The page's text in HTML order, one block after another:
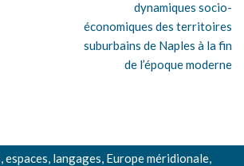
dynamiques socio-
économiques des territoires
suburbains de Naples à la fin
de l’époque moderne
espaces, langages, Europe méridionale,